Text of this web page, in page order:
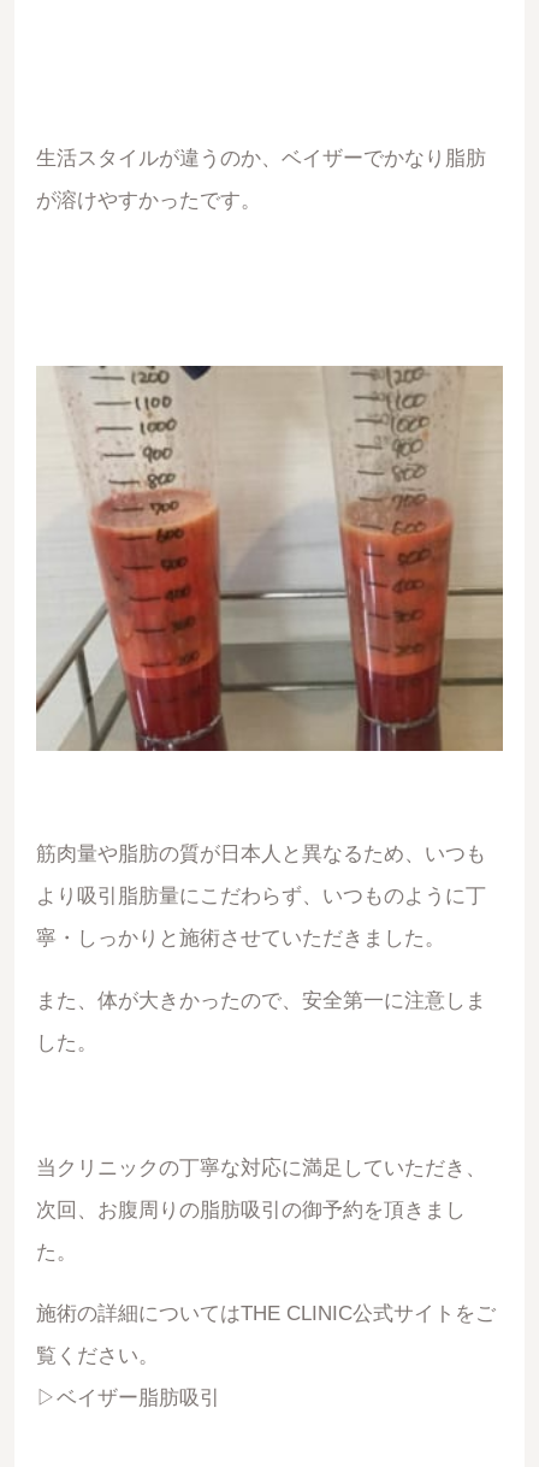
生活スタイルが違うのか、ベイザーでかなり脂肪
が溶けやすかったです。
筋肉量や脂肪の質が日本人と異なるため、いつも
より吸引脂肪量にこだわらず、いつものように丁
寧・しっかりと施術させていただきました。
また、体が大きかったので、安全第一に注意しま
した。
当クリニックの丁寧な対応に満足していただき、
次回、お腹周りの脂肪吸引の御予約を頂きまし
た。
施術の詳細についてはTHE CLINIC公式サイトをご
覧ください。
▷ベイザー脂肪吸引